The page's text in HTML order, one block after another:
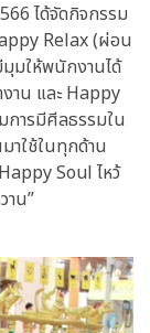
ได้จัดกิจกรรม
Relax (ผ่อน
มให้พนักงานได้
าน และ Happy
การมีศีลธรรมใน
าใช้ในทุกด้าน
Soul ไหว้
าน”